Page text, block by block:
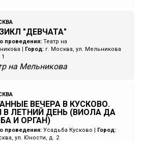
"ДЕВЧАТА"
проведения: Театр на
Город: г. Москва, ул. Мельникова
на Мельникова
ВЕЧЕРА В КУСКОВО.
В ЛЕТНИЙ ДЕНЬ (ВИОЛА ДА
И ОРГАН)
проведения: Усадьба Кусково
Город:
ул. Юности, д. 2